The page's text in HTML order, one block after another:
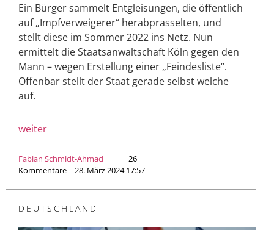
Ein Bürger sammelt Entgleisungen, die öffentlich
auf „Impfverweigerer“ herabprasselten, und
stellt diese im Sommer 2022 ins Netz. Nun
ermittelt die Staatsanwaltschaft Köln gegen den
Mann – wegen Erstellung einer „Feindesliste“.
Offenbar stellt der Staat gerade selbst welche
auf.
weiter
Fabian Schmidt-Ahmad
26
Kommentare – 28. März 2024 17:57
DEUTSCHLAND